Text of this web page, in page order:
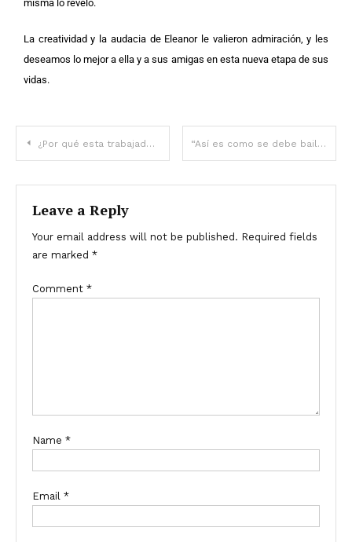
misma lo reveló.
La creatividad y la audacia de Eleanor le valieron admiración, y les
deseamos lo mejor a ella y a sus amigas en esta nueva etapa de sus
vidas.
¿Por qué esta trabajadora quiere deshacerse de su camisa? “Así es como se debe bailar”: ¡La lujosa pareja bailó tanto que el público se quedó sin aliento!
Leave a Reply
Your email address will not be published. Required fields
are marked *
Comment *
Name *
Email *